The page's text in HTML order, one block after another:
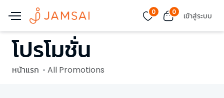
0 0 เข้าสู่ระบบ
โปรโมชั่น
หน้าแรก All Promotions